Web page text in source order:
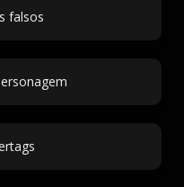
falsos